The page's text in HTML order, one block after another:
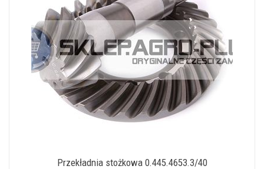
Przekładnia stożkowa 0.445.4653.3/40